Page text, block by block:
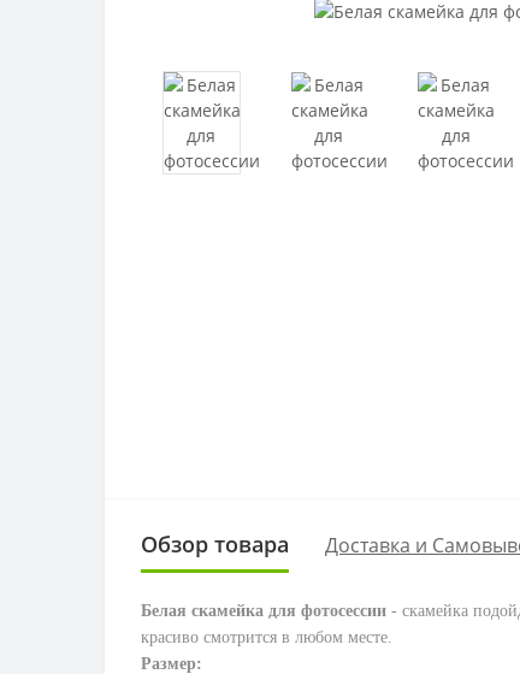
Обзор товара Доставка и
Белая скамейка для фотосессии - скамейка
красиво смотрится в любом месте.
Размер: